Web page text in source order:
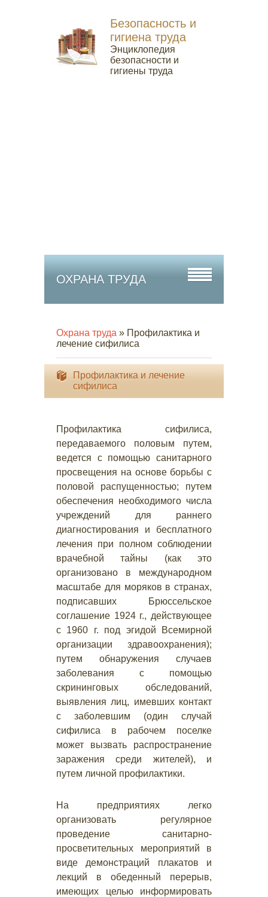
Безопасность и
гигиена труда
Энциклопедия
безопасности и
гигиены труда
ОХРАНА ТРУДА
Охрана труда » Профилактика и
лечение сифилиса
Профилактика и лечение
сифилиса
Профилактика сифилиса,
передаваемого половым путем,
ведется с помощью санитарного
просвещения на основе борьбы с
половой распущенностью; путем
обеспечения необходимого числа
учреждений для раннего
диагностирования и бесплатного
лечения при полном соблюдении
врачебной тайны (как это
организовано в международном
масштабе для моряков в странах,
подписавших Брюссельское
соглашение 1924 г., действующее
с 1960 г. под эгидой Всемирной
организации здравоохранения);
путем обнаружения случаев
заболевания с помощью
скрининговых обследований,
выявления лиц, имевших контакт
с заболевшим (один случай
сифилиса в рабочем поселке
может вызвать распространение
заражения среди жителей), и
путем личной профилактики.
На предприятиях легко
организовать регулярное
проведение санитарно-
просветительных мероприятий в
виде демонстраций плакатов и
лекций в обеденный перерыв,
имеющих целью информировать